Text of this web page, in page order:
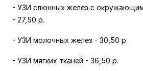
- УЗИ слюнных желез с
- 27,50 р.
- УЗИ молочных желез - 30,50 р.
- УЗИ мягких тканей - 36,50 р.